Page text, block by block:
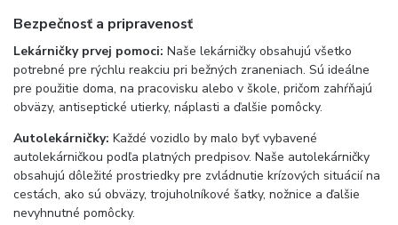
Bezpečnosť a pripravenosť
Lekárničky prvej pomoci: Naše lekárničky obsahujú všetko
potrebné pre rýchlu reakciu pri bežných zraneniach. Sú ideálne
pre použitie doma, na pracovisku alebo v škole, pričom zahŕňajú
obväzy, antiseptické utierky, náplasti a ďalšie pomôcky.
Autolekárničky: Každé vozidlo by malo byť vybavené
autolekárničkou podľa platných predpisov. Naše autolekárničky
obsahujú dôležité prostriedky pre zvládnutie krízových situácií na
cestách, ako sú obväzy, trojuholníkové šatky, nožnice a ďalšie
nevyhnutné pomôcky.